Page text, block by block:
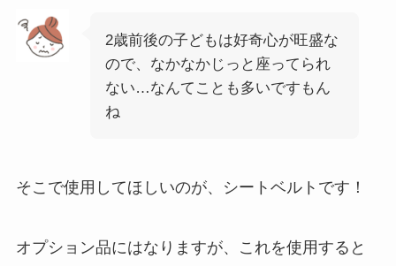
2歳前後の子どもは好奇心が旺盛な
ので、なかなかじっと座ってられ
ない…なんてことも多いですもん
ね
そこで使用してほしいのが、シートベルトです！
オプション品にはなりますが、これを使用すると